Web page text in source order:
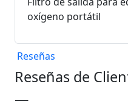
oxígeno portátil
Reseñas
Reseñas de
—